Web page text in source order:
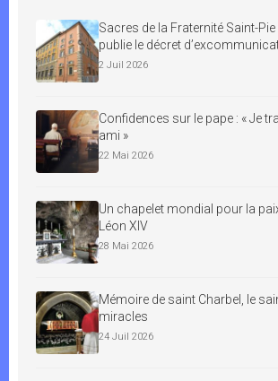
Sacres de la Fraternité Saint-Pie
publie le décret
2 Juil 2026
Confidences sur le pape : « Je
ami »
22 Mai 2026
Un chapelet mondial pour la
Léon XIV
28 Mai 2026
Mémoire de saint Charbel, le
miracles
24 Juil 2026